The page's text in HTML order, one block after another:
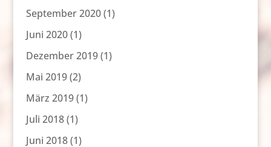
September 2020(1)
Juni 2020(1)
Dezember 2019(1)
Mai 2019(2)
März 2019(1)
Juli 2018(1)
Juni 2018(1)